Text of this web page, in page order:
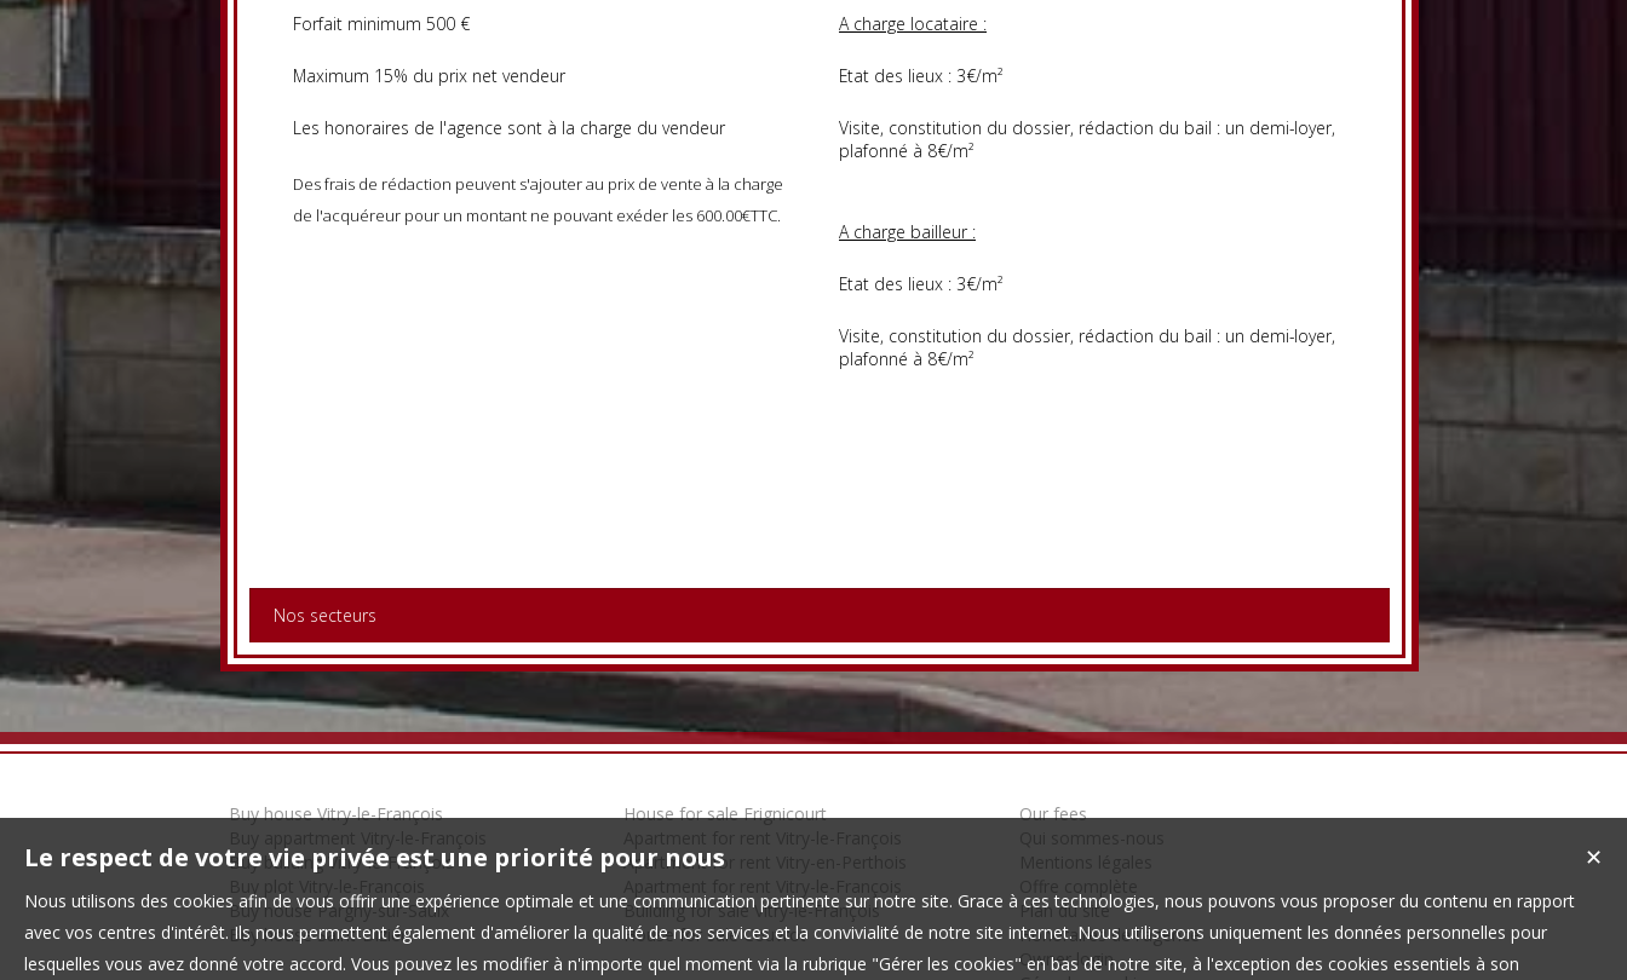
Forfait minimum 500 €
Maximum 15% du prix net vendeur
Les honoraires de l'agence sont à la charge du vendeur
Des frais de rédaction peuvent s'ajouter au prix de vente à la charge
de l'acquéreur pour un montant ne pouvant exéder les 600.00€TTC.
A charge locataire :
Etat des lieux : 3€/m²
Visite, constitution du dossier, rédaction du bail : un demi-loyer,
plafonné à 8€/m²
A charge bailleur :
Etat des lieux : 3€/m²
Visite, constitution du dossier, rédaction du bail : un demi-loyer,
plafonné à 8€/m²
Nos secteurs
Buy house Vitry-le-François
Buy building Vitry-le-François
Buy house Pargny-sur-Saulx
Buy house Saint-Dizier
House for sale Frignicourt
Apartment for rent Vitry-en-Perthois
Building for sale Vitry-le-François
House for sale Couvrot
Our fees
Plan du site
Honoraires de l'agence
Owner login
✕
Le respect de votre vie privée est une priorité pour nous
Nous utilisons des cookies afin de vous offrir une expérience optimale et une communication pertinente sur notre site. Grace à ces technologies, nous pouvons vous proposer du contenu en rapport
avec vos centres d'intérêt. Ils nous permettent également d'améliorer la qualité de nos services et la convivialité de notre site internet. Nous utiliserons uniquement les données personnelles pour
lesquelles vous avez donné votre accord. Vous pouvez les modifier à n'importe quel moment via la rubrique "Gérer les cookies" en bas de notre site, à l'exception des cookies essentiels à son